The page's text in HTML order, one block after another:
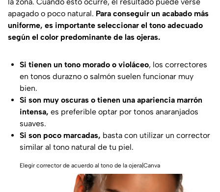
apagado o poco natural. Para conseguir un acabado más
uniforme, es importante seleccionar el tono adecuado
según el color predominante de las ojeras.
Si tienen un tono morado o violáceo, los correctores
en tonos durazno o salmón suelen funcionar muy
bien.
Si son muy oscuras o tienen una apariencia marrón
intensa, es preferible optar por tonos anaranjados
suaves.
Si son poco marcadas, basta con utilizar un corrector
similar al tono natural de tu piel.
Elegir corrector de acuerdo al tono de la ojera|Canva